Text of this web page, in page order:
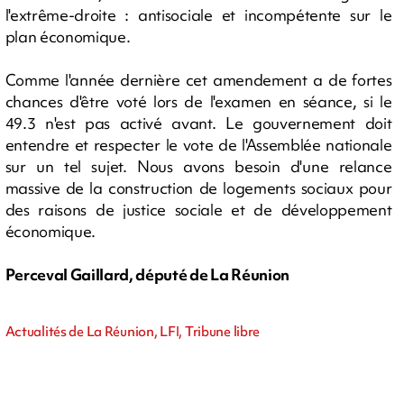
l'extrême-droite : antisociale et incompétente sur le
plan économique.
Comme l'année dernière cet amendement a de fortes
chances d'être voté lors de l'examen en séance, si le
49.3 n'est pas activé avant. Le gouvernement doit
entendre et respecter le vote de l'Assemblée nationale
sur un tel sujet. Nous avons besoin d'une relance
massive de la construction de logements sociaux pour
des raisons de justice sociale et de développement
économique.
Perceval Gaillard, député de La Réunion
Actualités de La Réunion, LFI, Tribune libre